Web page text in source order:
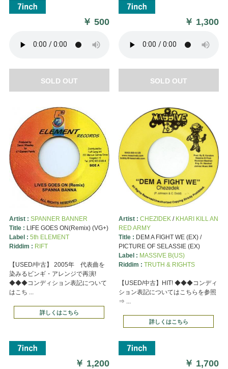
￥500
SOLD OUT
￥ 1,300
SOLD OUT
Artist : SPANNER BANNER
Title : LIFE GOES ON(Remix) (VG+)
Label : 5th ELEMENT
Riddim : RIFT
【USED/中古】 2005年 代表曲を
染みるビンギ・アレンジで再演!
◆◆◆コンディション表記について
はこち ...
詳しくはこちら
￥ 1,200
Artist : CHEZIDEK/ KHARI KILL AN
RED ARMY
Title : DEM A FIGHT WE (EX) /
PICTURE OF SELASSIE (EX)
Label : MASSIVE B(US)
Riddim : TRUTH & RIGHTS
【USED/中古】HIT! ◆◆◆コンディ
ション表記についてはこちらを参照
⇒ ...
詳しくはこちら
￥ 1,700